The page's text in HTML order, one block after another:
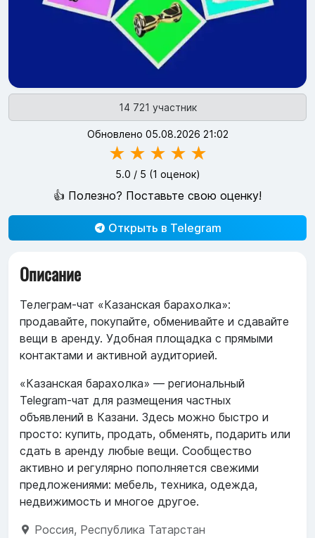
14 721 участник
Обновлено 05.08.2026 21:02
★ ★ ★ ★ ★
5.0 / 5 (1 оценок)
👍 Полезно? Поставьте свою оценку!
Открыть в Telegram
Описание
Телеграм-чат «Казанская барахолка»:
продавайте, покупайте, обменивайте и сдавайте
вещи в аренду. Удобная площадка с прямыми
контактами и активной аудиторией.
«Казанская барахолка» — региональный
Telegram-чат для размещения частных
объявлений в Казани. Здесь можно быстро и
просто: купить, продать, обменять, подарить или
сдать в аренду любые вещи. Сообщество
активно и регулярно пополняется свежими
предложениями: мебель, техника, одежда,
недвижимость и многое другое.
Россия, Республика Татарстан